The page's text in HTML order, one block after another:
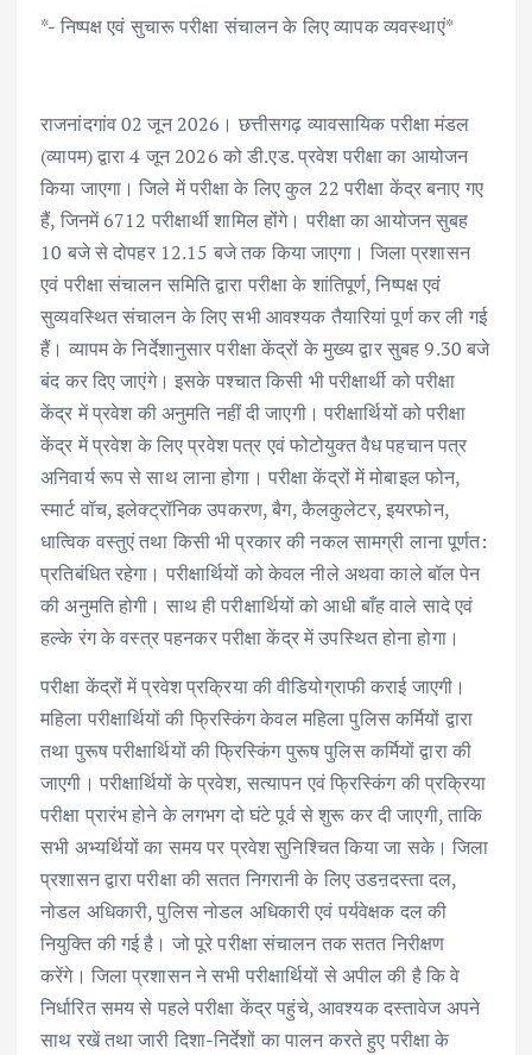
*- निष्पक्ष एवं सुचारू परीक्षा संचालन के लिए व्यापक व्यवस्थाएं*
राजनांदगांव 02 जून 2026। छत्तीसगढ़ व्यावसायिक परीक्षा मंडल
(व्यापम) द्वारा 4 जून 2026 को डी.एड. प्रवेश परीक्षा का आयोजन
किया जाएगा। जिले में परीक्षा के लिए कुल 22 परीक्षा केंद्र बनाए गए
हैं, जिनमें 6712 परीक्षार्थी शामिल होंगे। परीक्षा का आयोजन सुबह
10 बजे से दोपहर 12.15 बजे तक किया जाएगा। जिला प्रशासन
एवं परीक्षा संचालन समिति द्वारा परीक्षा के शांतिपूर्ण, निष्पक्ष एवं
सुव्यवस्थित संचालन के लिए सभी आवश्यक तैयारियां पूर्ण कर ली गई
हैं। व्यापम के निर्देशानुसार परीक्षा केंद्रों के मुख्य द्वार सुबह 9.30 बजे
बंद कर दिए जाएंगे। इसके पश्चात किसी भी परीक्षार्थी को परीक्षा
केंद्र में प्रवेश की अनुमति नहीं दी जाएगी। परीक्षार्थियों को परीक्षा
केंद्र में प्रवेश के लिए प्रवेश पत्र एवं फोटोयुक्त वैध पहचान पत्र
अनिवार्य रूप से साथ लाना होगा। परीक्षा केंद्रों में मोबाइल फोन,
स्मार्ट वॉच, इलेक्ट्रॉनिक उपकरण, बैग, कैलकुलेटर, इयरफोन,
धात्विक वस्तुएं तथा किसी भी प्रकार की नकल सामग्री लाना पूर्णत:
प्रतिबंधित रहेगा। परीक्षार्थियों को केवल नीले अथवा काले बॉल पेन
की अनुमति होगी। साथ ही परीक्षार्थियों को आधी बाँह वाले सादे एवं
हल्के रंग के वस्त्र पहनकर परीक्षा केंद्र में उपस्थित होना होगा।
परीक्षा केंद्रों में प्रवेश प्रक्रिया की वीडियोग्राफी कराई जाएगी।
महिला परीक्षार्थियों की फ्रिस्किंग केवल महिला पुलिस कर्मियों द्वारा
तथा पुरूष परीक्षार्थियों की फ्रिस्किंग पुरूष पुलिस कर्मियों द्वारा की
जाएगी। परीक्षार्थियों के प्रवेश, सत्यापन एवं फ्रिस्किंग की प्रक्रिया
परीक्षा प्रारंभ होने के लगभग दो घंटे पूर्व से शुरू कर दी जाएगी, ताकि
सभी अभ्यर्थियों का समय पर प्रवेश सुनिश्चित किया जा सके। जिला
प्रशासन द्वारा परीक्षा की सतत निगरानी के लिए उडऩदस्ता दल,
नोडल अधिकारी, पुलिस नोडल अधिकारी एवं पर्यवेक्षक दल की
नियुक्ति की गई है। जो पूरे परीक्षा संचालन तक सतत निरीक्षण
करेंगे। जिला प्रशासन ने सभी परीक्षार्थियों से अपील की है कि वे
निर्धारित समय से पहले परीक्षा केंद्र पहुंचे, आवश्यक दस्तावेज अपने
साथ रखें तथा जारी दिशा-निर्देशों का पालन करते हुए परीक्षा के